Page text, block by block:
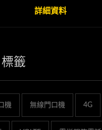
詳細資料
標籤
機 無線門口機 4G